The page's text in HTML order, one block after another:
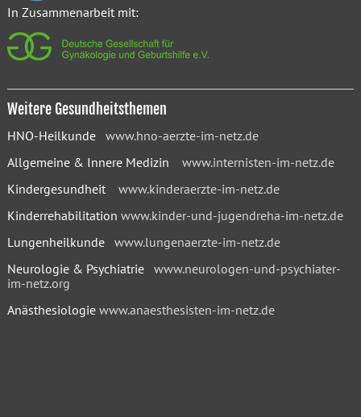
In Zusammenarbeit mit:
Weitere Gesundheitsthemen
HNO-Heilkunde www.hno-aerzte-im-netz.de
Allgemeine & Innere Medizin www.internisten-im-netz.de
Kindergesundheit www.kinderaerzte-im-netz.de
Kinderrehabilitation www.kinder-und-jugendreha-im-netz.de
Lungenheilkunde www.lungenaerzte-im-netz.de
Neurologie & Psychiatrie www.neurologen-und-psychiater-
im-netz.org
Anästhesiologie www.anaesthesisten-im-netz.de